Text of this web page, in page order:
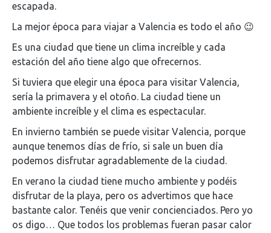
escapada.
La mejor época para viajar a Valencia es todo el año 😉
Es una ciudad que tiene un clima increíble y cada
estación del año tiene algo que ofrecernos.
Si tuviera que elegir una época para visitar Valencia,
sería la primavera y el otoño. La ciudad tiene un
ambiente increíble y el clima es espectacular.
En invierno también se puede visitar Valencia, porque
aunque tenemos días de frío, si sale un buen día
podemos disfrutar agradablemente de la ciudad.
En verano la ciudad tiene mucho ambiente y podéis
disfrutar de la playa, pero os advertimos que hace
bastante calor. Tenéis que venir concienciados. Pero yo
os digo… Que todos los problemas fueran pasar calor